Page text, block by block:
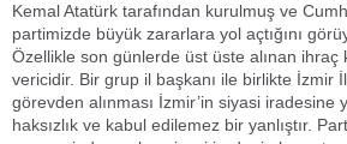
Kemal Atatürk tarafından kurulmuş ve
partimizde büyük zararlara yol açtığını
Özellikle son günlerde üst üste alınan ihraç
vericidir. Bir grup il başkanı ile birlikte İzmir İl
görevden alınması İzmir’in siyasi iradesine
haksızlık ve kabul edilemez bir yanlıştır.